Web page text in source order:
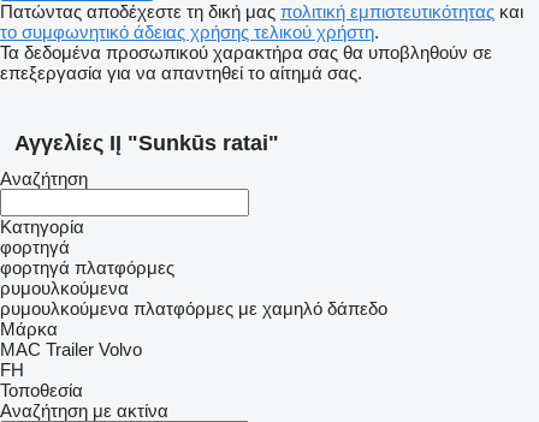
Πατώντας αποδέχεστε τη δική μας πολιτική εμπιστευτικότητας και
το συμφωνητικό άδειας χρήσης τελικού χρήστη.
Τα δεδομένα προσωπικού χαρακτήρα σας θα υποβληθούν σε
επεξεργασία για να απαντηθεί το αίτημά σας.
Αγγελίες IĮ "Sunkūs ratai"
Αναζήτηση
Κατηγορία
φορτηγά
φορτηγά πλατφόρμες
ρυμουλκούμενα
ρυμουλκούμενα πλατφόρμες με χαμηλό δάπεδο
Μάρκα
MAC Trailer Volvo
FH
Τοποθεσία
Αναζήτηση με ακτίνα